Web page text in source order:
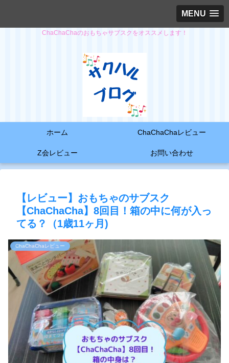
MENU
ChaChaChaのおもちゃサブスクをオススメします！
ホーム ChaChaChaレビュー
Z会レビュー お問い合わせ
【レビュー】おもちゃのサブスク
【ChaChaCha】8回目！箱の中に何が入っ
てる？（1歳11ヶ月)
ChaChaChaレビュー